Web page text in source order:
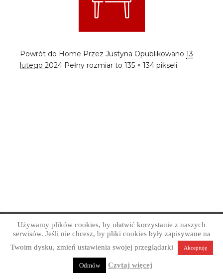
Powrót do Home Przez Justyna Opublikowano 13
lutego 2024 Pełny rozmiar to 135 × 134 pikseli
Copyright © Art Grafika Studio Reklamy 2026
Profesjonalne projektowanie graficzne. Obsługa firm z
Sandomierza, okolic i całej Polski.
Polityka prywatności
Używamy plików cookies, by ułatwić korzystanie z naszych
serwisów. Jeśli nie chcesz, by pliki cookies były zapisywane na
Twoim dysku, zmień ustawienia swojej przeglądarki
Akceptuję
Odmów Czytaj więcej